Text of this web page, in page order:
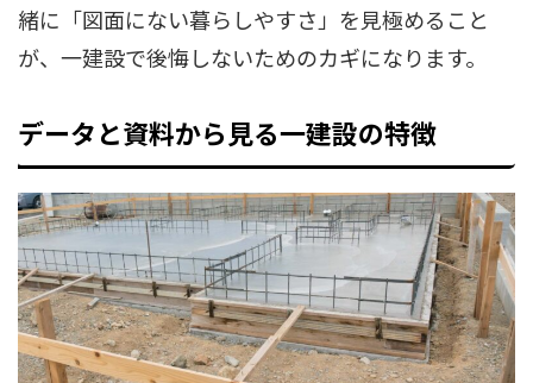
緒に「図面にない暮らしやすさ」を見極めること
が、一建設で後悔しないためのカギになります。
データと資料から見る一建設の特徴